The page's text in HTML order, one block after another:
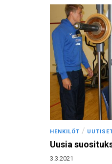
HENKILÖT /
Uusia
3.3.2021